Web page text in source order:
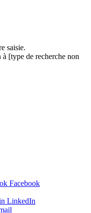
saisie.
[type de recherche non
Facebook
LinkedIn